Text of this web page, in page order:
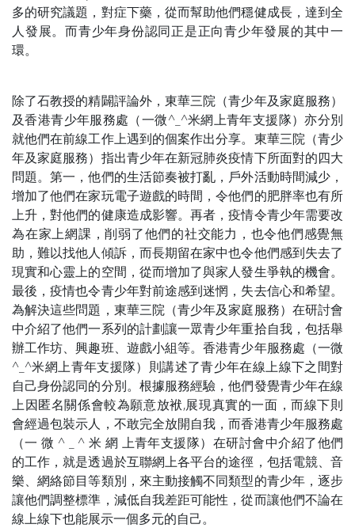
多的研究議題，對症下藥，從而幫助他們穩健成長，達到全
人發展。而青少年身份認同正是正向青少年發展的其中一
環。
除了石教授的精闢評論外，東華三院（青少年及家庭服務）
及香港青少年服務處（一微^_^米網上青年支援隊）亦分別
就他們在前線工作上遇到的個案作出分享。東華三院（青少
年及家庭服務）指出青少年在新冠肺炎疫情下所面對的四大
問題。第一，他們的生活節奏被打亂，戶外活動時間減少，
增加了他們在家玩電子遊戲的時間，令他們的肥胖率也有所
上升，對他們的健康造成影響。再者，疫情令青少年需要改
為在家上網課，削弱了他們的社交能力，也令他們感覺無
助，難以找他人傾訴，而長期留在家中也令他們感到失去了
現實和心靈上的空間，從而增加了與家人發生爭執的機會。
最後，疫情也令青少年對前途感到迷惘，失去信心和希望。
為解決這些問題，東華三院（青少年及家庭服務）在研討會
中介紹了他們一系列的計劃讓一眾青少年重拾自我，包括舉
辦工作坊、興趣班、遊戲小組等。香港青少年服務處（一微
^_^米網上青年支援隊）則講述了青少年在線上線下之間對
自己身份認同的分別。根據服務經驗，他們發覺青少年在線
上因匿名關係會較為願意放袱,展現真實的一面，而線下則
會經過包裝示人，不敢完全放開自我，而香港青少年服務處
（一 微 ^ _ ^ 米 網 上青年支援隊）在研討會中介紹了他們
的工作，就是透過於互聯網上各平台的途徑，包括電競、音
樂、網絡節目等類別，來主動接觸不同類型的青少年，逐步
讓他們調整標準，減低自我差距可能性，從而讓他們不論在
線上線下也能展示一個多元的自己。